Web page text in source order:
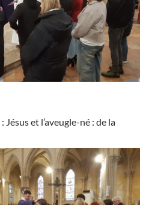
Jésus et l’aveugle-né : de la